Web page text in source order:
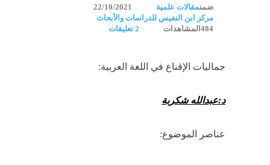
ضمنمقالات علمية
22/10/2021
مركز ابن النفيس للدراسات والأبحاث
484المشاهدات
2 تعليقات
جماليات الإقناع في اللغة العربية:
د:عبدالله شكربة
عناصر الموضوع: